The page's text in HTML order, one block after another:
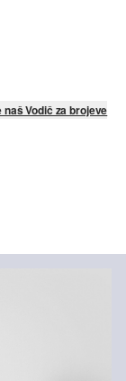
naš Vodič za brojeve
dana putem
€.